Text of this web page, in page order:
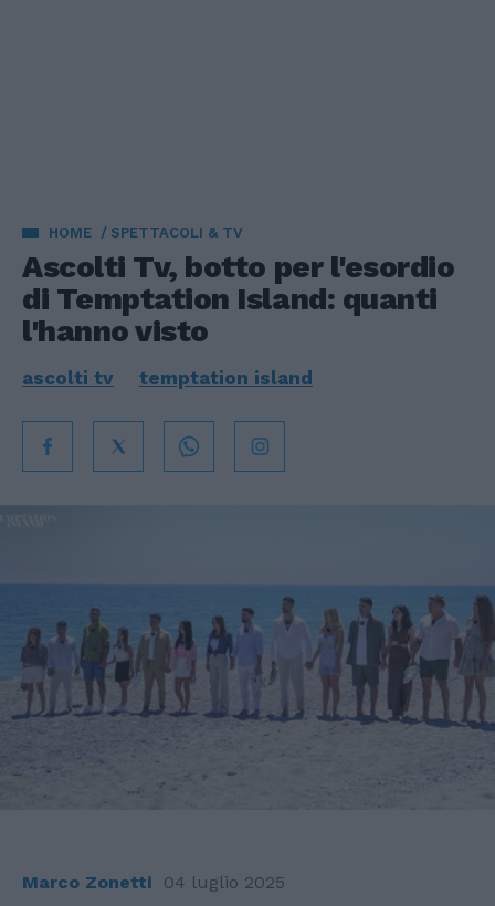
HOME SPETTACOLI & TV
Ascolti Tv, botto per l'esordio
di Temptation Island: quanti
l'hanno visto
ascolti tv temptation island
Marco Zonetti 04 luglio 2025